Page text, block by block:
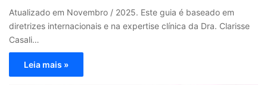
Atualizado em Novembro / 2025. Este guia é baseado em
diretrizes internacionais e na expertise clínica da Dra. Clarisse
Casali…
Leia mais »